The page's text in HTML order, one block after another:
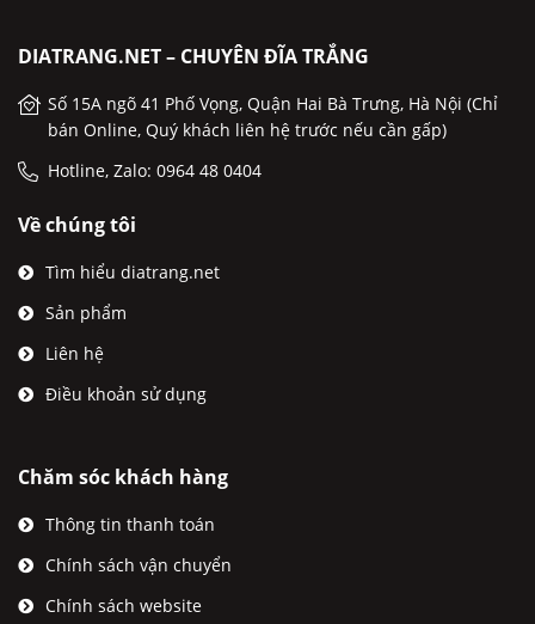
DIATRANG.NET – CHUYÊN ĐĨA TRẮNG
Số 15A ngõ 41 Phố Vọng, Quận Hai Bà Trưng, Hà Nội (Chỉ
bán Online, Quý khách liên hệ trước nếu cần gấp)
Hotline, Zalo: 0964 48 0404
Về chúng tôi
Tìm hiểu diatrang.net
Sản phẩm
Liên hệ
Điều khoản sử dụng
Chăm sóc khách hàng
Thông tin thanh toán
Chính sách vận chuyển
Chính sách website